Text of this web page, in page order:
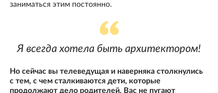
заниматься этим постоянно.
Я всегда хотела быть архитектором!
Но сейчас вы телеведущая и наверняка столкнулись
с тем, с чем сталкиваются дети, которые
продолжают дело родителей. Вас не пугают